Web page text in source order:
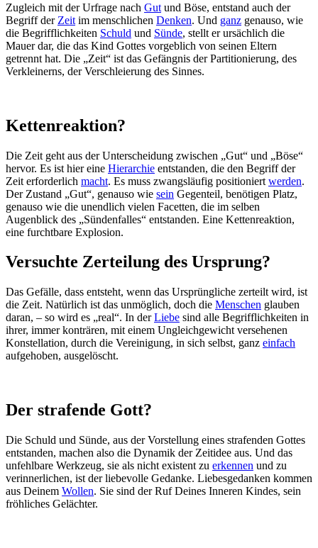
Zugleich mit der Urfrage nach Gut und Böse, entstand auch der
Begriff der Zeit im menschlichen Denken. Und ganz genauso, wie
die Begrifflichkeiten Schuld und Sünde, stellt er ursächlich die
Mauer dar, die das Kind Gottes vorgeblich von seinen Eltern
getrennt hat. Die „Zeit“ ist das Gefängnis der Partitionierung, des
Verkleinerns, der Verschleierung des Sinnes.
Kettenreaktion?
Die Zeit geht aus der Unterscheidung zwischen „Gut“ und „Böse“
hervor. Es ist hier eine Hierarchie entstanden, die den Begriff der
Zeit erforderlich macht. Es muss zwangsläufig positioniert werden.
Der Zustand „Gut“, genauso wie sein Gegenteil, benötigen Platz,
genauso wie die unendlich vielen Facetten, die im selben
Augenblick des „Sündenfalles“ entstanden. Eine Kettenreaktion,
eine furchtbare Explosion.
Versuchte Zerteilung des Ursprung?
Das Gefälle, dass entsteht, wenn das Ursprüngliche zerteilt wird, ist
die Zeit. Natürlich ist das unmöglich, doch die Menschen glauben
daran, – so wird es „real“. In derLiebe sind alle Begrifflichkeiten in
ihrer, immer konträren, mit einem Ungleichgewicht versehenen
Konstellation, durch die Vereinigung, in sich selbst, ganz einfach
aufgehoben, ausgelöscht.
Der strafende Gott?
Die Schuld und Sünde, aus der Vorstellung eines strafenden Gottes
entstanden, machen also die Dynamik der Zeitidee aus. Und das
unfehlbare Werkzeug, sie als nicht existent zu erkennen und zu
verinnerlichen, ist der liebevolle Gedanke. Liebesgedanken kommen
aus Deinem Wollen. Sie sind der Ruf Deines Inneren Kindes, sein
fröhliches Gelächter.